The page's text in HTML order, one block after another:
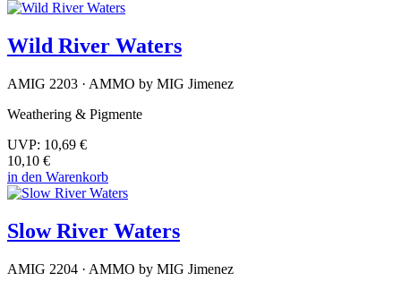
Wild River Waters
AMIG 2203 · AMMO by MIG Jimenez
Weathering & Pigmente
UVP: 10,69 €
10,10 €
in den Warenkorb
Slow River Waters
AMIG 2204 · AMMO by MIG Jimenez